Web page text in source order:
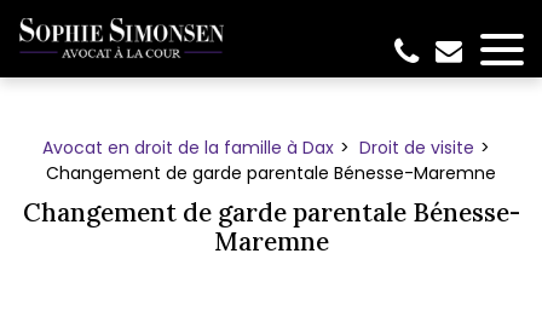
Avocat en droit de la famille à Dax
Droit de visite
Changement de garde parentale Bénesse-Maremne
Changement de garde parentale Bénesse-
Maremne
Panneau de gestion des cookies